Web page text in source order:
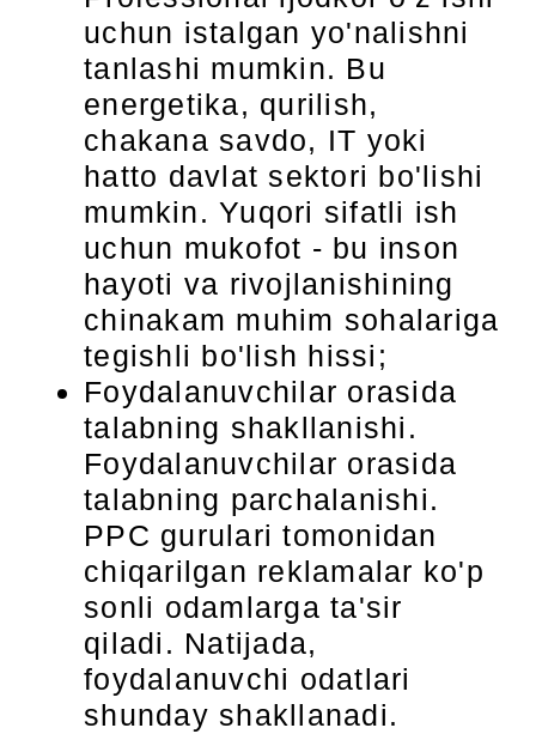
uchun istalgan yo'nalishni
tanlashi mumkin. Bu
energetika, qurilish,
chakana savdo, IT yoki
hatto davlat sektori bo'lishi
mumkin. Yuqori sifatli ish
uchun mukofot - bu inson
hayoti va rivojlanishining
chinakam muhim sohalariga
tegishli bo'lish hissi;
Foydalanuvchilar orasida
talabning shakllanishi.
Foydalanuvchilar orasida
talabning parchalanishi.
PPC gurulari tomonidan
chiqarilgan reklamalar ko'p
sonli odamlarga ta'sir
qiladi. Natijada,
foydalanuvchi odatlari
shunday shakllanadi.